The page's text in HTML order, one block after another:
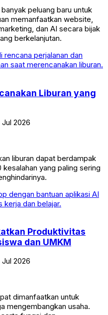
peluang baru untuk
memanfaatkan website,
dan AI secara bijak
berkelanjutan.
Liburan yang
2026
liburan dapat berdampak
kesalahan yang paling sering
Produktivitas
dan UMKM
2026
dimanfaatkan untuk
mengembangkan usaha.